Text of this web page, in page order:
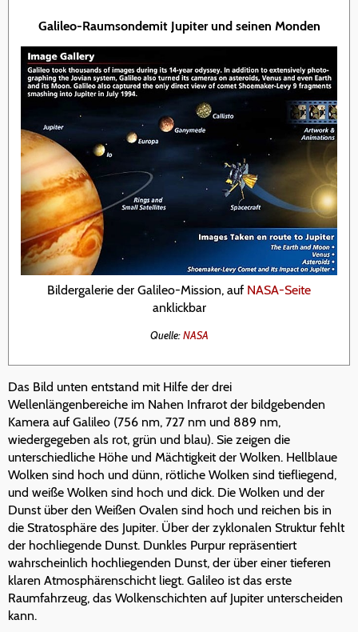
Galileo-Raumsondemit Jupiter und seinen Monden
Bildergalerie der Galileo-Mission, auf NASA-Seite
anklickbar
Quelle:NASA
Das Bild unten entstand mit Hilfe der drei
Wellenlängenbereiche im Nahen Infrarot der bildgebenden
Kamera auf Galileo (756 nm, 727 nm und 889 nm,
wiedergegeben als rot, grün und blau). Sie zeigen die
unterschiedliche Höhe und Mächtigkeit der Wolken. Hellblaue
Wolken sind hoch und dünn, rötliche Wolken sind tiefliegend,
und weiße Wolken sind hoch und dick. Die Wolken und der
Dunst über den Weißen Ovalen sind hoch und reichen bis in
die Stratosphäre des Jupiter. Über der zyklonalen Struktur fehlt
der hochliegende Dunst. Dunkles Purpur repräsentiert
wahrscheinlich hochliegenden Dunst, der über einer tieferen
klaren Atmosphärenschicht liegt. Galileo ist das erste
Raumfahrzeug, das Wolkenschichten auf Jupiter unterscheiden
kann.